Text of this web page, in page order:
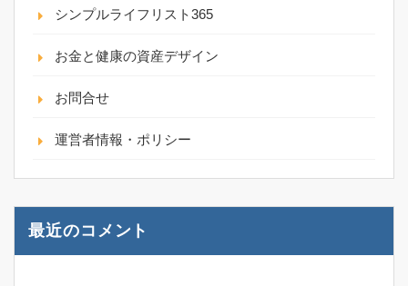
シンプルライフリスト365
お金と健康の資産デザイン
お問合せ
運営者情報・ポリシー
最近のコメント